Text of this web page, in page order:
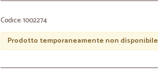
Codice: 1002274
Prodotto temporaneamente non disponibile